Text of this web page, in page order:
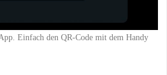
Einfach den QR-Code mit dem Handy